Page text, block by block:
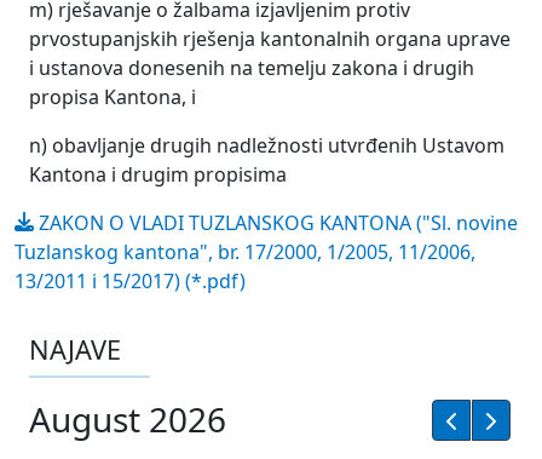
m) rješavanje o žalbama izjavljenim protiv
prvostupanjskih rješenja kantonalnih organa uprave
i ustanova donesenih na temelju zakona i drugih
propisa Kantona, i
n) obavljanje drugih nadležnosti utvrđenih Ustavom
Kantona i drugim propisima
ZAKON O VLADI TUZLANSKOG KANTONA ("Sl. novine
Tuzlanskog kantona", br. 17/2000, 1/2005, 11/2006,
13/2011 i 15/2017) (*.pdf)
NAJAVE
August 2026